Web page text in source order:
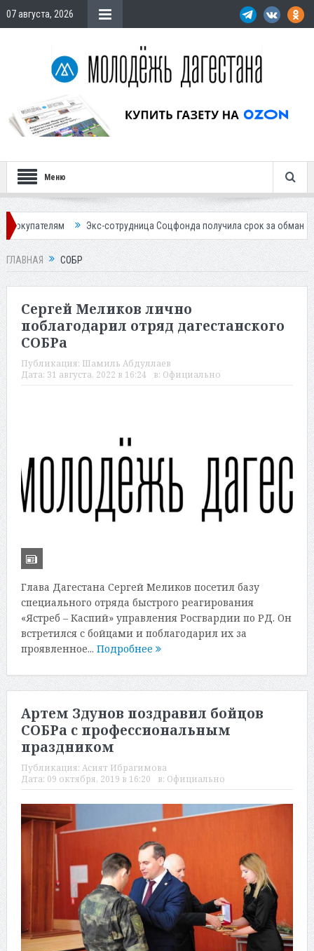
07 августа, 2026
Меню
Экс-сотрудница Соцфонда получила срок за обман клиентов
ГЛАВНАЯ СОБР
Сергей Меликов лично
поблагодарил отряд дагестанского
СОБРа
Публикация: Шамиль Абдуллаев
Дата: 31 августа, 2022 в 16:24 в: Официально
Глава Дагестана Сергей Меликов посетил базу
специального отряда быстрого реагирования
«Ястреб – Каспий» управления Росгвардии по РД. Он
встретился с бойцами и поблагодарил их за
проявленное... Подробнее
Артем Здунов поздравил бойцов
СОБРа с профессиональным
праздником
Публикация: Асият Ибрагимова
Дата: 09 октября, 2019 в 16:20 в: Официально